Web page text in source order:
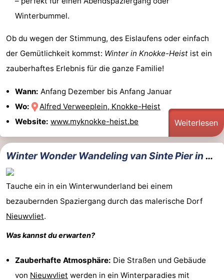
Winterbummel.
Ob du wegen der Stimmung, des Eislaufens oder einfach
der Gemütlichkeit kommst: Winter in Knokke-Heist ist ein
zauberhaftes Erlebnis für die ganze Familie!
Wann: Anfang Dezember bis Anfang Januar
Wo:
Alfred Verweeplein, Knokke-Heist
Website: www.myknokke-heist.be Weiterlesen
Winter Wonder Wandeling van Sinte Pier in Nieuwvliet
Tauche ein in ein Winterwunderland bei einem
bezaubernden Spaziergang durch das malerische Dorf
Nieuwvliet.
Was kannst du erwarten?
Zauberhafte Atmosphäre: Die Straßen und Gebäude
von Nieuwvliet werden in ein Winterparadies mit